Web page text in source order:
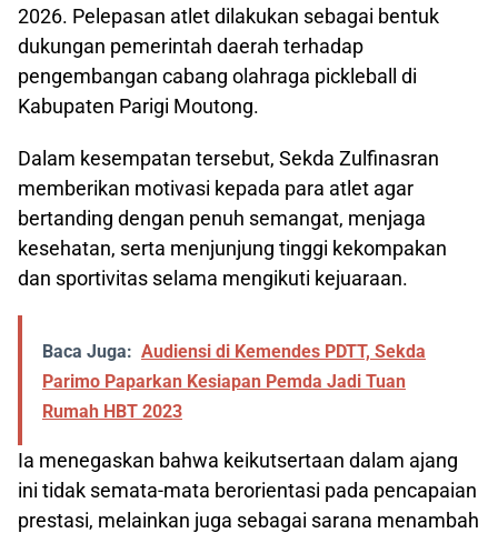
2026. Pelepasan atlet dilakukan sebagai bentuk
dukungan pemerintah daerah terhadap
pengembangan cabang olahraga pickleball di
Kabupaten Parigi Moutong.
Dalam kesempatan tersebut, Sekda Zulfinasran
memberikan motivasi kepada para atlet agar
bertanding dengan penuh semangat, menjaga
kesehatan, serta menjunjung tinggi kekompakan
dan sportivitas selama mengikuti kejuaraan.
Baca Juga: Audiensi di Kemendes PDTT, Sekda
Parimo Paparkan Kesiapan Pemda Jadi Tuan
Rumah HBT 2023
Ia menegaskan bahwa keikutsertaan dalam ajang
ini tidak semata-mata berorientasi pada pencapaian
prestasi, melainkan juga sebagai sarana menambah